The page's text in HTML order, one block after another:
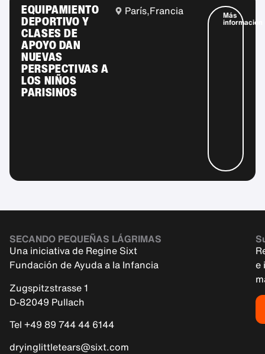
EQUIPAMIENTO
DEPORTIVO Y
CLASES DE
APOYO DAN
NUEVAS
PERSPECTIVAS A
LOS NIÑOS
PARISINOS
París,Francia Más
información
SECANDO PEQUEÑAS LÁGRIMAS
Una iniciativa de Regine Sixt
Fundación de Ayuda a la Infancia
Zugspitzstrasse 1
D-82049 Pullach
Tel +49 89 744 44 6144
dryinglittletears@sixt.com
e